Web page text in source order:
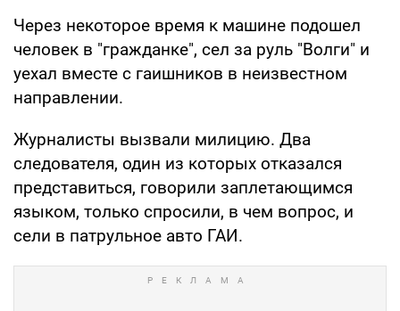
Через некоторое время к машине подошел
человек в "гражданке", сел за руль "Волги" и
уехал вместе с гаишников в неизвестном
направлении.
Журналисты вызвали милицию. Два
следователя, один из которых отказался
представиться, говорили заплетающимся
языком, только спросили, в чем вопрос, и
сели в патрульное авто ГАИ.